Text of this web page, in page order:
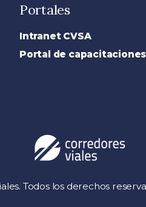
Portales
Intranet CVSA
Portal de capacitaciones
Todos los derechos